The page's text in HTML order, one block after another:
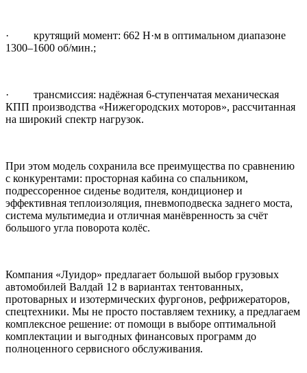
· крутящий момент: 662 Н·м в оптимальном диапазоне
1300–1600 об/мин.;
· трансмиссия: надёжная 6-ступенчатая механическая
КПП производства «Нижегородских моторов», рассчитанная
на широкий спектр нагрузок.
При этом модель сохранила все преимущества по сравнению
с конкурентами: просторная кабина со спальником,
подрессоренное сиденье водителя, кондиционер и
эффективная теплоизоляция, пневмоподвеска заднего моста,
система мультимедиа и отличная манёвренность за счёт
большого угла поворота колёс.
Компания «Луидор» предлагает большой выбор грузовых
автомобилей Валдай 12 в вариантах тентованных,
протоварных и изотермических фургонов, рефрижераторов,
спецтехники. Мы не просто поставляем технику, а предлагаем
комплексное решение: от помощи в выборе оптимальной
комплектации и выгодных финансовых программ до
полноценного сервисного обслуживания.